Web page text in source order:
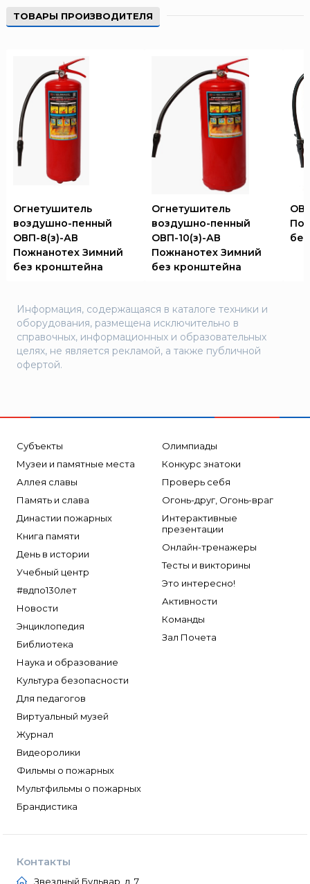
ТОВАРЫ ПРОИЗВОДИТЕЛЯ
Огнетушитель
воздушно-пенный
ОВП-8(з)-АВ
Пожнанотех Зимний
без кронштейна
Огнетушитель
воздушно-пенный
ОВП-10(з)-АВ
Пожнанотех Зимний
без кронштейна
Информация, содержащаяся в каталоге техники и
оборудования, размещена исключительно в
справочных, информационных и образовательных
целях, не является рекламой, а также публичной
офертой.
Субъекты
Музеи и памятные места
Аллея славы
Память и слава
Династии пожарных
Книга памяти
День в истории
Учебный центр
#вдпо130лет
Новости
Энциклопедия
Библиотека
Наука и образование
Культура безопасности
Для педагогов
Виртуальный музей
Журнал
Видеоролики
Фильмы о пожарных
Мультфильмы о пожарных
Брандистика
Олимпиады
Конкурс знатоки
Проверь себя
Огонь-друг, Огонь-враг
Интерактивные
презентации
Онлайн-тренажеры
Тесты и викторины
Это интересно!
Активности
Команды
Зал Почета
Контакты
Звездный Бульвар, д. 7